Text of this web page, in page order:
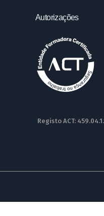
Autorizações
Registo ACT: